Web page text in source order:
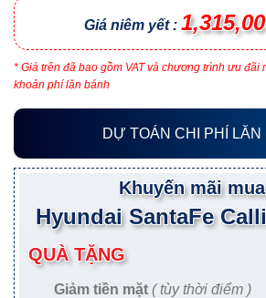
Giá niêm yết :
* Giá trên đã bao gồm VAT và chương trình ưu
khoản phí lăn bánh
DỰ TOÁN CHI PHÍ LĂN
Khuyến mãi
Hyundai SantaFe
QUÀ TẶNG
Giảm tiền mặt ( tùy thời điểm )